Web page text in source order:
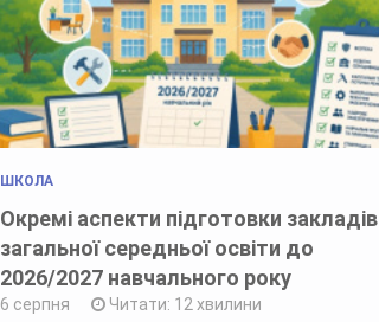
ШКОЛА
Окремі аспекти підготовки закладів
загальної середньої освіти до
2026/2027 навчального року
6 серпня Читати: 12 хвилини